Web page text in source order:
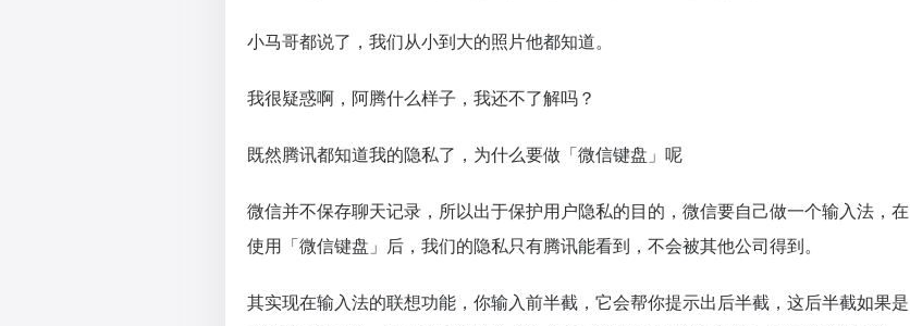
小马哥都说了，我们从小到大的照片他都知道。
我很疑惑啊，阿腾什么样子，我还不了解吗？
既然腾讯都知道我的隐私了，为什么要做「微信键盘」呢
微信并不保存聊天记录，所以出于保护用户隐私的目的，微信要自己做一个输入法，在
使用「微信键盘」后，我们的隐私只有腾讯能看到，不会被其他公司得到。
其实现在输入法的联想功能，你输入前半截，它会帮你提示出后半截，这后半截如果是